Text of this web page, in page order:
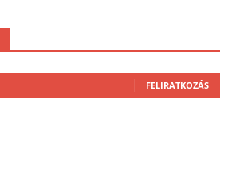
FELIRATKOZÁS